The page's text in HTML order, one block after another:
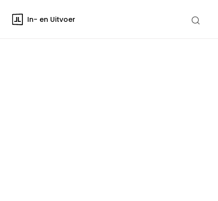
In- en Uitvoer